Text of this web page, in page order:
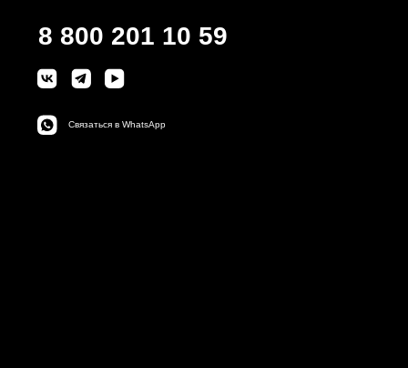
8 800 201 10 59
Связаться в WhatsApp